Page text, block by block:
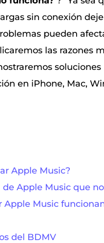
sin conexión
pueden
las razones
soluciones
en iPhone, Mac,
Apple Music?
Apple Music que
Music
del BDMV